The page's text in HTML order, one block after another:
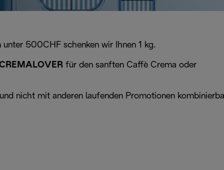
500CHF schenken wir Ihnen 1 kg.
für den sanften Caffè Crema oder
nicht mit anderen laufenden Promotionen